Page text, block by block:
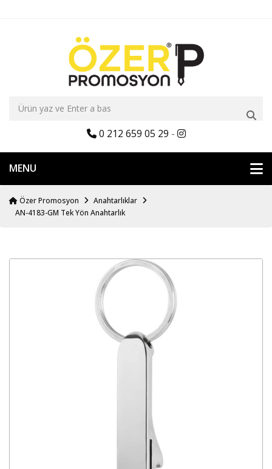
0 212 659 05 29 -
MENU
Özer Promosyon
Anahtarlıklar
AN-4183-GM Tek Yön Anahtarlık